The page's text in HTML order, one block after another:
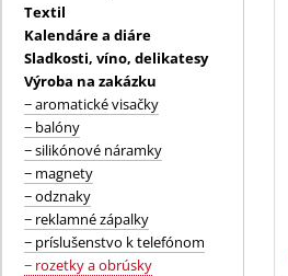
Textil
Kalendáre a diáre
Sladkosti, víno, delikatesy
Výroba na zakázku
− aromatické visačky
− balóny
− silikónové náramky
− magnety
− odznaky
− reklamné zápalky
− príslušenstvo k telefónom
− rozetky a obrúsky